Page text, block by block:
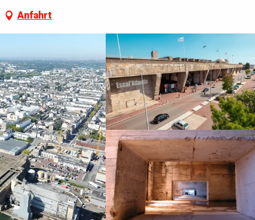
Anfahrt